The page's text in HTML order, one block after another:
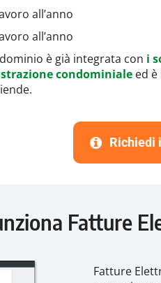
all’anno
all’anno
è già integrata con i
condominiale ed
Richiedi
Fatture
Fatture